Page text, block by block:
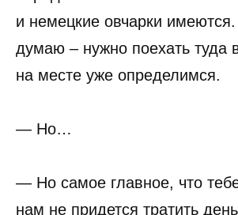
и немецкие овчарки
думаю – нужно поехать туда
на месте уже определимся.
— Но…
— Но самое главное, что
нам не придется тратить